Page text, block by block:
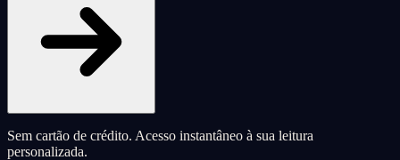
Sem cartão de crédito. Acesso instantâneo à sua leitura
personalizada.